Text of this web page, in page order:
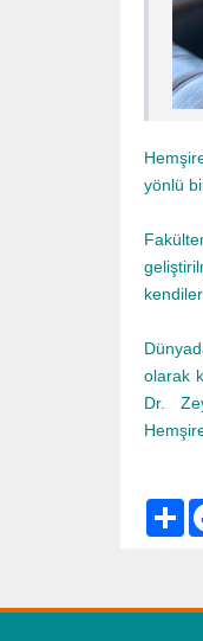
yönlü
olarak
Dr.
S